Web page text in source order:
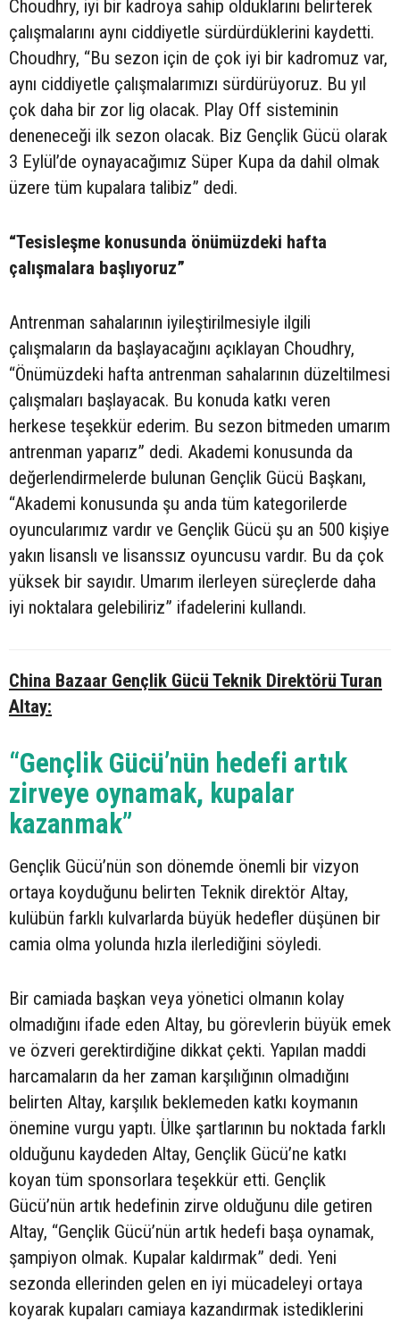
Choudhry, iyi bir kadroya sahip olduklarını belirterek
çalışmalarını aynı ciddiyetle sürdürdüklerini kaydetti.
Choudhry, “Bu sezon için de çok iyi bir kadromuz var,
aynı ciddiyetle çalışmalarımızı sürdürüyoruz. Bu yıl
çok daha bir zor lig olacak. Play Off sisteminin
deneneceği ilk sezon olacak. Biz Gençlik Gücü olarak
3 Eylül’de oynayacağımız Süper Kupa da dahil olmak
üzere tüm kupalara talibiz” dedi.
“Tesisleşme konusunda önümüzdeki hafta
çalışmalara başlıyoruz”
Antrenman sahalarının iyileştirilmesiyle ilgili
çalışmaların da başlayacağını açıklayan Choudhry,
“Önümüzdeki hafta antrenman sahalarının düzeltilmesi
çalışmaları başlayacak. Bu konuda katkı veren
herkese teşekkür ederim. Bu sezon bitmeden umarım
antrenman yaparız” dedi. Akademi konusunda da
değerlendirmelerde bulunan Gençlik Gücü Başkanı,
“Akademi konusunda şu anda tüm kategorilerde
oyuncularımız vardır ve Gençlik Gücü şu an 500 kişiye
yakın lisanslı ve lisanssız oyuncusu vardır. Bu da çok
yüksek bir sayıdır. Umarım ilerleyen süreçlerde daha
iyi noktalara gelebiliriz” ifadelerini kullandı.
China Bazaar Gençlik Gücü Teknik Direktörü Turan
Altay:
“Gençlik Gücü’nün hedefi artık
zirveye oynamak, kupalar
kazanmak”
Gençlik Gücü’nün son dönemde önemli bir vizyon
ortaya koyduğunu belirten Teknik direktör Altay,
kulübün farklı kulvarlarda büyük hedefler düşünen bir
camia olma yolunda hızla ilerlediğini söyledi.
Bir camiada başkan veya yönetici olmanın kolay
olmadığını ifade eden Altay, bu görevlerin büyük emek
ve özveri gerektirdiğine dikkat çekti. Yapılan maddi
harcamaların da her zaman karşılığının olmadığını
belirten Altay, karşılık beklemeden katkı koymanın
önemine vurgu yaptı. Ülke şartlarının bu noktada farklı
olduğunu kaydeden Altay, Gençlik Gücü’ne katkı
koyan tüm sponsorlara teşekkür etti. Gençlik
Gücü’nün artık hedefinin zirve olduğunu dile getiren
Altay, “Gençlik Gücü’nün artık hedefi başa oynamak,
şampiyon olmak. Kupalar kaldırmak” dedi. Yeni
sezonda ellerinden gelen en iyi mücadeleyi ortaya
koyarak kupaları camiaya kazandırmak istediklerini